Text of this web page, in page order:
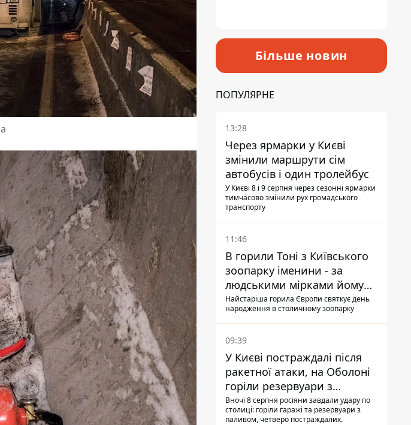
Більше новин
ПОПУЛЯРНЕ
13:28
Через ярмарки у Києві
змінили маршрути сім
автобусів і один тролейбус
У Києві 8 і 9 серпня через сезонні ярмарки
тимчасово змінили рух громадського
транспорту
11:46
В горили Тоні з Київського
зоопарку іменини - за
людськими мірками йому
вже понад 90 років
Найстаріша горила Європи святкує день
народження в столичному зоопарку
09:39
У Києві постраждалі після
ракетної атаки, на Оболоні
горіли резервуари з
паливом
Вночі 8 серпня росіяни завдали удару по
столиці: горіли гаражі та резервуари з
паливом, четверо постраждалих.